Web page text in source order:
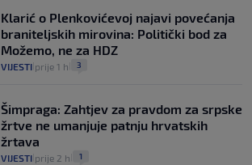
Klarić o Plenkovićevoj najavi povećanja
braniteljskih mirovina: Politički bod za
Možemo, ne za HDZ
VIJESTI prije 1 h 3
Šimpraga: Zahtjev za pravdom za srpske
žrtve ne umanjuje patnju hrvatskih
žrtava
VIJESTI prije 2 h 1